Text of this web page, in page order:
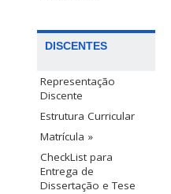
DISCENTES
Representação
Discente
Estrutura Curricular
Matrícula »
CheckList para
Entrega de
Dissertação e Tese